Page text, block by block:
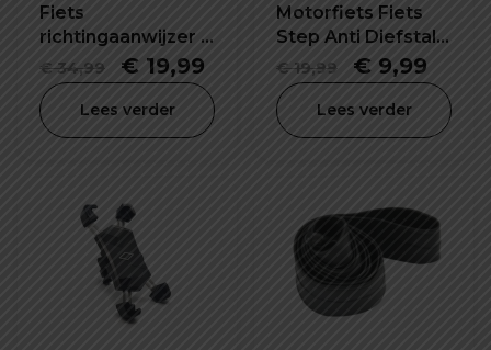
Fiets
richtingaanwijzer -
knipperlichting-
usb oplaadbaar
€34,99
Oorspronkelijke
prijs
was:
€ 19,99 Huidige
prijs
is:
Lees verder
Motorfiets Fiets
Step Anti Diefstal
Schijfrem Slot
€19,99
prijs
was:
€ 9,99
prijs
is:
Lees verder